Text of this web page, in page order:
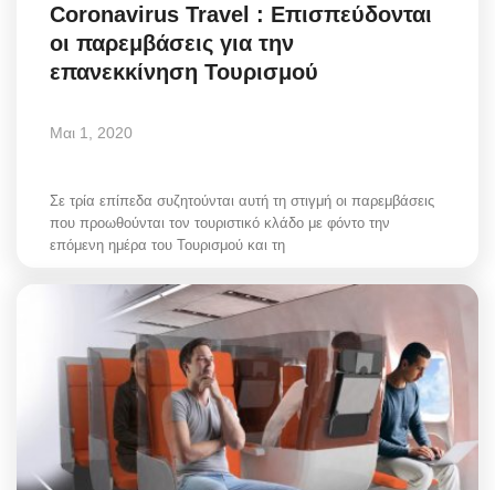
Coronavirus Travel : Επισπεύδονται
οι παρεμβάσεις για την
επανεκκίνηση Τουρισμού
Μαι 1, 2020
Σε τρία επίπεδα συζητούνται αυτή τη στιγμή οι παρεμβάσεις
που προωθούνται τον τουριστικό κλάδο με φόντο την
επόμενη ημέρα του Τουρισμού και τη